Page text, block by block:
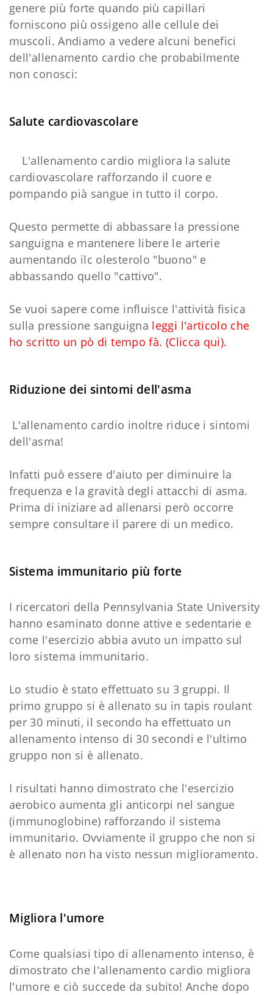
genere più forte quando più capillari
forniscono più ossigeno alle cellule dei
muscoli. Andiamo a vedere alcuni benefici
dell'allenamento cardio che probabilmente
non conosci:
Salute cardiovascolare
L'allenamento cardio migliora la salute
cardiovascolare rafforzando il cuore e
pompando pià sangue in tutto il corpo.
Questo permette di abbassare la pressione
sanguigna e mantenere libere le arterie
aumentando ilc olesterolo "buono" e
abbassando quello "cattivo".
Se vuoi sapere come influisce l'attività fisica
sulla pressione sanguigna leggi l'articolo che
ho scritto un pò di tempo fà. (Clicca qui).
Riduzione dei sintomi dell'asma
L'allenamento cardio inoltre riduce i sintomi
dell'asma!
Infatti può essere d'aiuto per diminuire la
frequenza e la gravità degli attacchi di asma.
Prima di iniziare ad allenarsi però occorre
sempre consultare il parere di un medico.
Sistema immunitario più forte
I ricercatori della Pennsylvania State University
hanno esaminato donne attive e sedentarie e
come l'esercizio abbia avuto un impatto sul
loro sistema immunitario.
Lo studio è stato effettuato su 3 gruppi. Il
primo gruppo si è allenato su in tapis roulant
per 30 minuti, il secondo ha effettuato un
allenamento intenso di 30 secondi e l'ultimo
gruppo non si è allenato.
I risultati hanno dimostrato che l'esercizio
aerobico aumenta gli anticorpi nel sangue
(immunoglobine) rafforzando il sistema
immunitario. Ovviamente il gruppo che non si
è allenato non ha visto nessun miglioramento.
Migliora l'umore
Come qualsiasi tipo di allenamento intenso, è
dimostrato che l'allenamento cardio migliora
l'umore e ciò succede da subito! Anche dopo